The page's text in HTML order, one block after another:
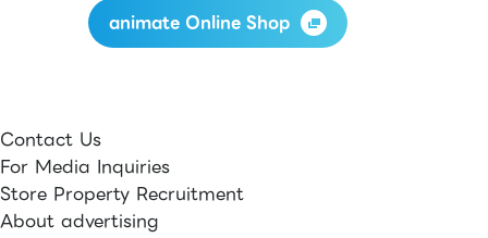
animate Online Shop
Contact Us
For Media Inquiries
Store Property Recruitment
About advertising